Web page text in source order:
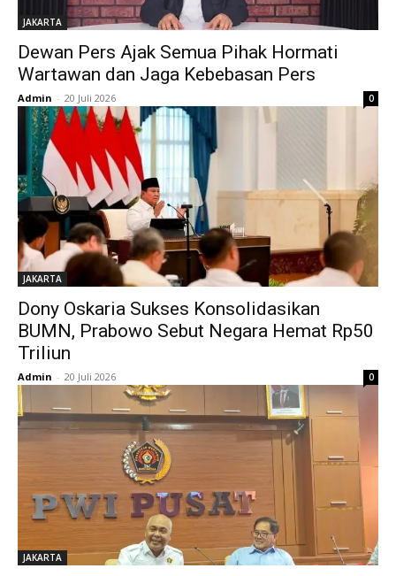
JAKARTA
Dewan Pers Ajak Semua Pihak Hormati
Wartawan dan Jaga Kebebasan Pers
Admin - 20 Juli 2026 0
JAKARTA
Dony Oskaria Sukses Konsolidasikan
BUMN, Prabowo Sebut Negara Hemat Rp50
Triliun
Admin - 20 Juli 2026 0
JAKARTA